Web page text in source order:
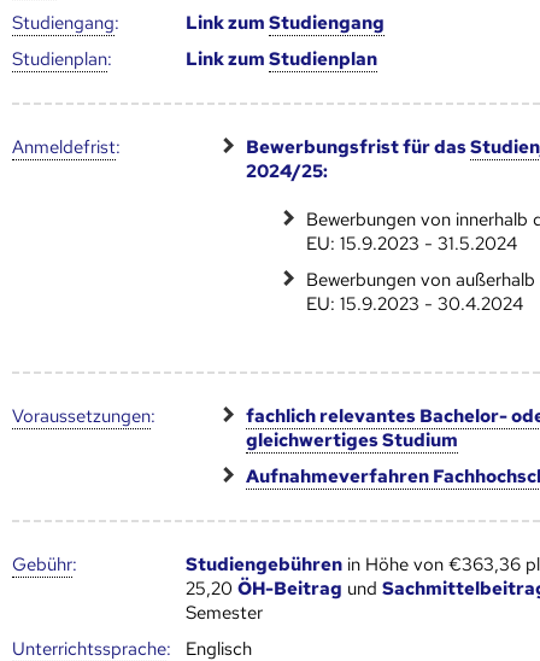
Studien­gang: Link zumStudien­gang
Studien­plan: Link zumStudien­plan
Anmelde­frist: Bewerbungsfrist für das
2024/25:
Bewerbungen von innerhalb
EU: 15.9.2023 - 31.5.2024
Bewerbungen von
EU: 15.9.2023 - 30.4.2024
Voraus­setzungen:
fachlich relevantes Bachelor-
gleichwertiges Studium
Aufnahmeverfahren
Gebühr: Studiengebühren in Höhe von €363,36
25,20ÖH-Beitrag und
Semester
Unter­richts­sprache:
Englisch